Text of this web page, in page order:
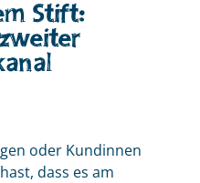
Stift:
oder Kundinnen
dass es am